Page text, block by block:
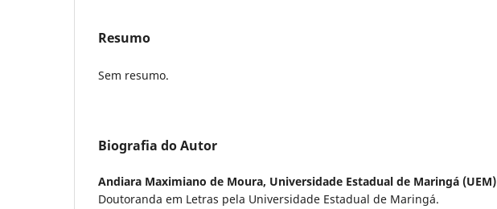
Resumo
Sem resumo.
Biografia do Autor
Andiara Maximiano de Moura, Universidade Estadual de Maringá (UEM)
Doutoranda em Letras pela Universidade Estadual de Maringá.